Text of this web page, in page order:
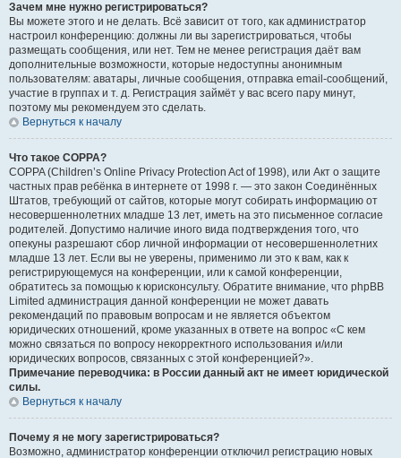
Зачем мне нужно регистрироваться?
Вы можете этого и не делать. Всё зависит от того, как администратор
настроил конференцию: должны ли вы зарегистрироваться, чтобы
размещать сообщения, или нет. Тем не менее регистрация даёт вам
дополнительные возможности, которые недоступны анонимным
пользователям: аватары, личные сообщения, отправка email-сообщений,
участие в группах и т. д. Регистрация займёт у вас всего пару минут,
поэтому мы рекомендуем это сделать.
Вернуться к началу
Что такое COPPA?
COPPA (Children’s Online Privacy Protection Act of 1998), или Акт о защите
частных прав ребёнка в интернете от 1998 г. — это закон Соединённых
Штатов, требующий от сайтов, которые могут собирать информацию от
несовершеннолетних младше 13 лет, иметь на это письменное согласие
родителей. Допустимо наличие иного вида подтверждения того, что
опекуны разрешают сбор личной информации от несовершеннолетних
младше 13 лет. Если вы не уверены, применимо ли это к вам, как к
регистрирующемуся на конференции, или к самой конференции,
обратитесь за помощью к юрисконсульту. Обратите внимание, что phpBB
Limited администрация данной конференции не может давать
рекомендаций по правовым вопросам и не является объектом
юридических отношений, кроме указанных в ответе на вопрос «С кем
можно связаться по вопросу некорректного использования и/или
юридических вопросов, связанных с этой конференцией?».
Примечание переводчика: в России данный акт не имеет юридической
силы.
Вернуться к началу
Почему я не могу зарегистрироваться?
Возможно, администратор конференции отключил регистрацию новых